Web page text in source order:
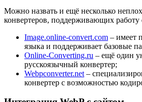
Можно назвать и ещё несколько
конвертеров, поддерживающих работу
Image.online-convert.com – имеет
языка и поддерживает базовые
Online-Converting.ru – ещё один
русскоязычный конвертер;
Webpconverter.net –
конвертер с возможностью